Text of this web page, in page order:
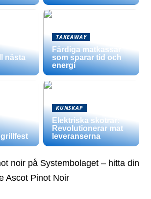
tips
nästa
TAKEAWAY
Färdiga matkassar
som sparar tid och
energi
KUNSKAP
Elektriska skotrar:
Revolutionerar mat
leveranserna
noir på Systembolaget – hitta din
Ascot Pinot Noir